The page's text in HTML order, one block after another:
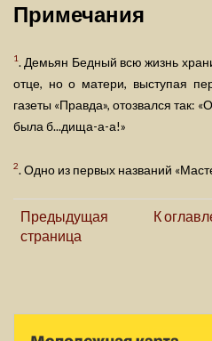
Примечания
1. Демьян Бедный всю жизнь
отце, но о матери, выступая
газеты «Правда», отозвался так:
была б...дища-а-а!»
2. Одно из первых названий
Предыдущая
страница
К